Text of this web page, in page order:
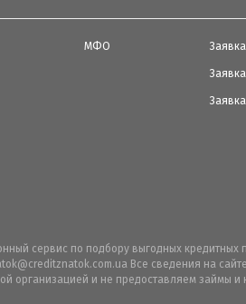
МФО
сервис по подбору выгодных
Все сведения на
организацией и не предоставляем займы и